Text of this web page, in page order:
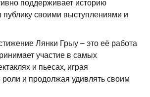
поддерживает историю
публику своими выступлениями и
Лянки Грыу – это её работа
участие в самых
и пьесах, играя
и продолжая удивлять своим